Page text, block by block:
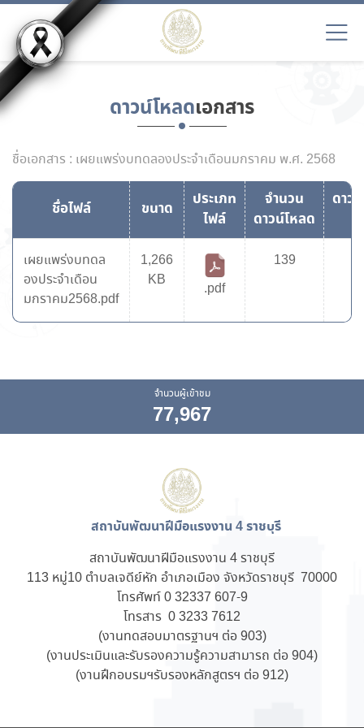
ดาวน์โหลดเอกสาร
ชื่อเอกสาร : เผยแพร่งบทดลองประจำเดือนมกราคม พ.ศ. 2568
ชื่อไฟล์ ขนาด
ประเภท
ไฟล์
จำนวน
ดาวน์โหลด
ดาว
เผยแพร่งบทดล
องประจำเดือน
มกราคม2568.pdf
1,266
KB
.pdf
139
จำนวนผู้เข้าชม
77,967
สถาบันพัฒนาฝีมือแรงงาน 4 ราชบุรี
สถาบันพัฒนาฝีมือแรงงาน 4 ราชบุรี
113 หมู่10 ตำบลเจดีย์หัก อำเภอเมือง จังหวัดราชบุรี 70000
โทรศัพท์ 0 32337 607-9
โทรสาร 0 3233 7612
(งานทดสอบมาตรฐานฯ ต่อ 903)
(งานประเมินและรับรองความรู้ความสามารถ ต่อ 904)
(งานฝึกอบรมฯรับรองหลักสูตรฯ ต่อ 912)